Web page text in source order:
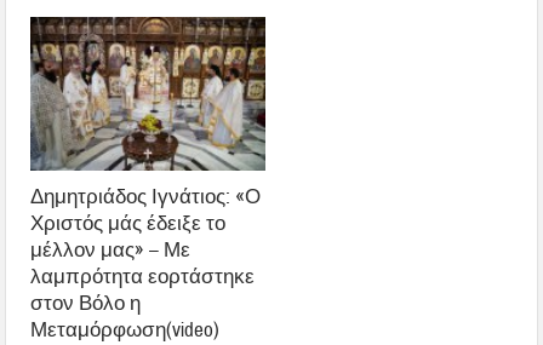
Δημητριάδος Ιγνάτιος: «Ο
Χριστός μάς έδειξε το
μέλλον μας» – Με
λαμπρότητα εορτάστηκε
στον Βόλο η
Μεταμόρφωση(video)